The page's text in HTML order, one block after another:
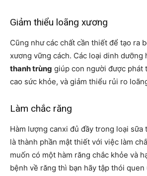
Giảm thiểu loãng xương
Cũng như các chất cần thiết để tạo ra
xương vững cách. Các loại dinh dưỡng
thanh trùng giúp con người được phát
cao sức khỏe, và giảm thiểu rủi ro
Làm chắc răng
Hàm lượng canxi đủ đầy trong loại sữa
là thành phần mật thiết với việc làm
muốn có một hàm răng chắc khỏe và
bệnh về răng thì bạn hãy tập thói quen